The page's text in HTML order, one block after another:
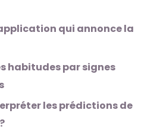
qui annonce la
habitudes par signes
les prédictions de